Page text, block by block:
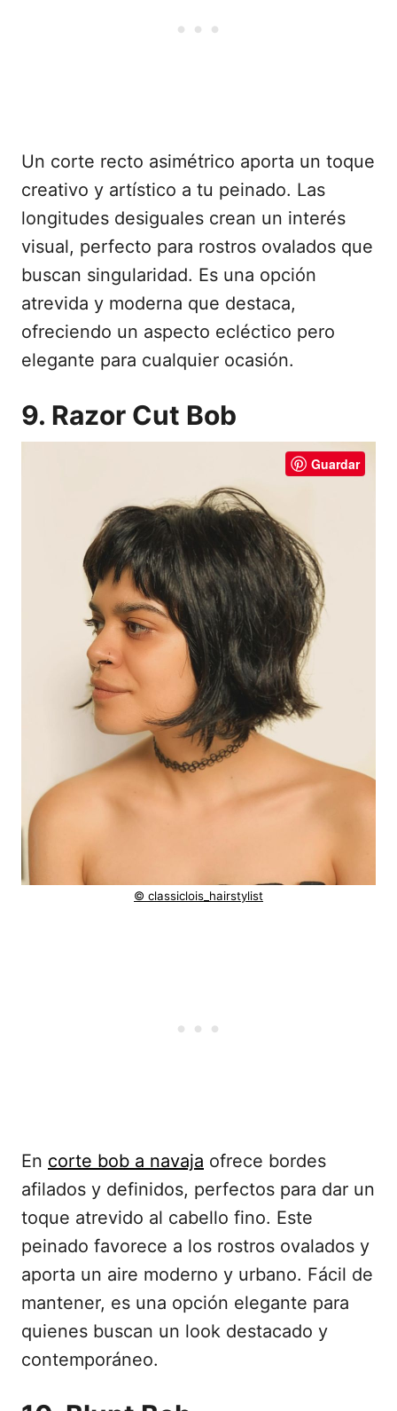
Un corte recto asimétrico aporta un toque
creativo y artístico a tu peinado. Las
longitudes desiguales crean un interés
visual, perfecto para rostros ovalados que
buscan singularidad. Es una opción
atrevida y moderna que destaca,
ofreciendo un aspecto ecléctico pero
elegante para cualquier ocasión.
9. Razor Cut Bob
Guardar
© classiclois_hairstylist
En corte bob a navaja ofrece bordes
afilados y definidos, perfectos para dar un
toque atrevido al cabello fino. Este
peinado favorece a los rostros ovalados y
aporta un aire moderno y urbano. Fácil de
mantener, es una opción elegante para
quienes buscan un look destacado y
contemporáneo.